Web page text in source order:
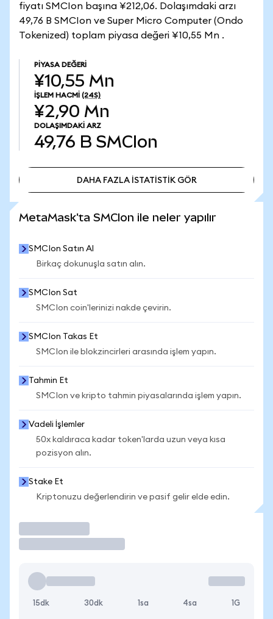
fiyatı SMCIon başına ¥212,06. Dolaşımdaki arzı
49,76 B SMCIon ve Super Micro Computer (Ondo
Tokenized) toplam piyasa değeri ¥10,55 Mn .
PIYASA DEĞERI
¥10,55 Mn
İŞLEM HACMI (24S)
¥2,90 Mn
DOLAŞIMDAKI ARZ
49,76 B SMCIon
DAHA FAZLA İSTATİSTİK GÖR
MetaMask'ta SMCIon ile neler yapılır
SMCIon Satın Al
Birkaç dokunuşla satın alın.
SMCIon Sat
SMCIon coin'lerinizi nakde çevirin.
SMCIon Takas Et
SMCIon ile blokzincirleri arasında işlem yapın.
Tahmin Et
SMCIon ve kripto tahmin piyasalarında işlem yapın.
Vadeli İşlemler
50x kaldıraca kadar token'larda uzun veya kısa
pozisyon alın.
Stake Et
Kriptonuzu değerlendirin ve pasif gelir elde edin.
15dk 30dk 1sa 4sa 1G